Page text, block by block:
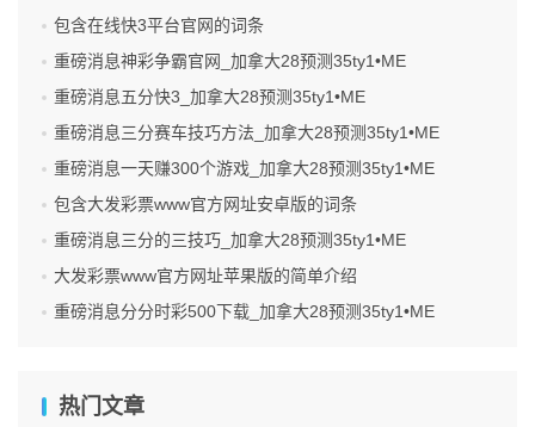
包含在线快3平台官网的词条
重磅消息神彩争霸官网_加拿大28预测35ty1 •ME
重磅消息五分快3_加拿大28预测35ty1 •ME
重磅消息三分赛车技巧方法_加拿大28预测35ty1 •ME
重磅消息一天赚300个游戏_加拿大28预测35ty1 •ME
包含大发彩票www官方网址安卓版的词条
重磅消息三分的三技巧_加拿大28预测35ty1 •ME
大发彩票www官方网址苹果版的简单介绍
重磅消息分分时彩500下载_加拿大28预测35ty1 •ME
热门文章